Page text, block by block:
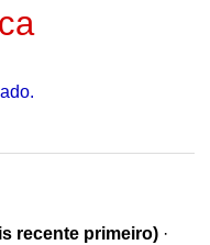
recente primeiro) ·